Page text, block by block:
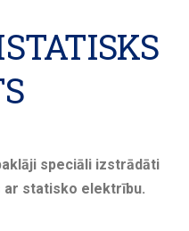
speciāli izstrādāti
ar statisko elektrību.